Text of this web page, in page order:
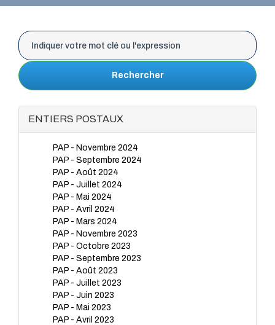
Rechercher
ENTIERS POSTAUX
PAP - Novembre 2024
PAP - Septembre 2024
PAP - Août 2024
PAP - Juillet 2024
PAP - Mai 2024
PAP - Avril 2024
PAP - Mars 2024
PAP - Novembre 2023
PAP - Octobre 2023
PAP - Septembre 2023
PAP - Août 2023
PAP - Juillet 2023
PAP - Juin 2023
PAP - Mai 2023
PAP - Avril 2023